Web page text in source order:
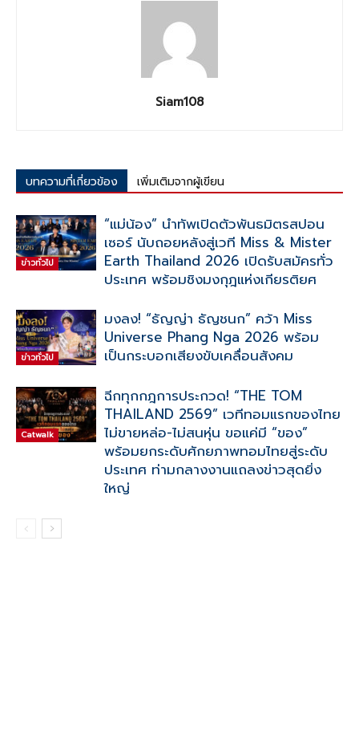
Siam108
บทความที่เกี่ยวข้อง เพิ่มเติมจากผู้เขียน
ข่าวทั่วไป
“แม่น้อง” นำทัพเปิดตัวพันธมิตรสปอน
เซอร์ นับถอยหลังสู่เวที Miss & Mister
Earth Thailand 2026 เปิดรับสมัครทั่ว
ประเทศ พร้อมชิงมงกุฎแห่งเกียรติยศ
ข่าวทั่วไป
มงลง! “ธัญญ่า ธัญชนก” คว้า Miss
Universe Phang Nga 2026 พร้อม
เป็นกระบอกเสียงขับเคลื่อนสังคม
Catwalk
ฉีกทุกกฎการประกวด! “THE TOM
THAILAND 2569” เวทีทอมแรกของไทย
ไม่ขายหล่อ-ไม่สนหุ่น ขอแค่มี “ของ”
พร้อมยกระดับศักยภาพทอมไทยสู่ระดับ
ประเทศ ท่ามกลางงานแถลงข่าวสุดยิ่ง
ใหญ่